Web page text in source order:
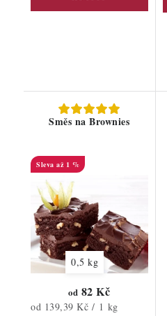
Směs na Brownies
až 1 %
0,5 kg
od 82 Kč
Měrná
od 139,39 Kč / 1 kg